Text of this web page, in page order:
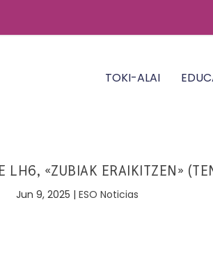
TOKI-ALAI
LH6, «ZUBIAK ERAIKITZEN»
Jun 9, 2025 | ESO Noticias